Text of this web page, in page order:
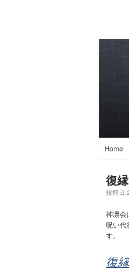
Home
復
投稿日:
神凛会
呪い代
す。
復